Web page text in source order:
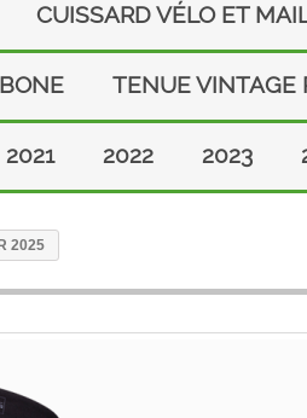
CUISSARD VÉLO ET
TENUE VINTAGE
2021 2022 2023
2025